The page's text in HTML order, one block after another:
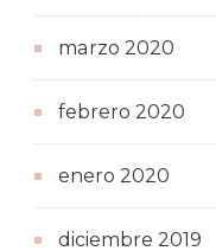
marzo 2020
febrero 2020
enero 2020
diciembre 2019